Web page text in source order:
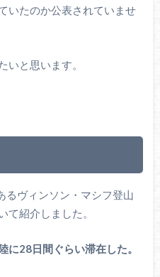
いたのか公表されていませ
いと思います。
るヴィンソン・マシフ登山
て紹介しました。
に28日間ぐらい滞在した。